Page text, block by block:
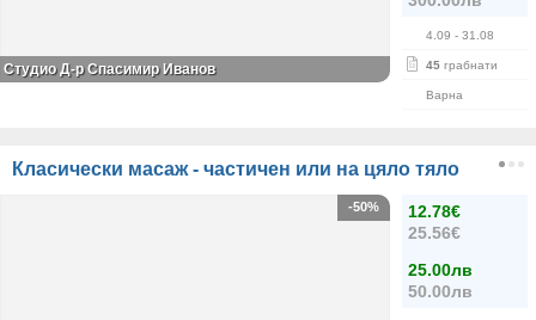
4.09 - 31.08
45 грабнати
Варна
Студио Д-р Спасимир Иванов
Класически масаж - частичен или на цяло тяло
12.78€
25.56€
25.00лв
50.00лв
-50%